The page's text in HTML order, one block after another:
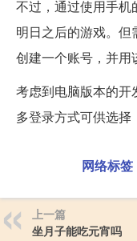
不过，通过使用手机
明日之后的游戏。
创建一个账号，并用
考虑到电脑版本的开
多登录方式可供选择
网络标签
上一篇
坐月子能吃元宵吗